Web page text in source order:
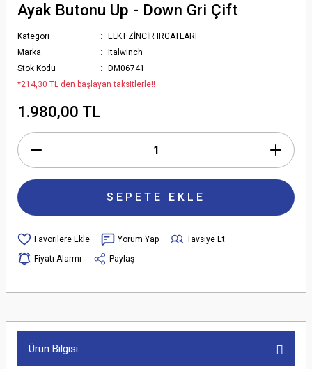
Ayak Butonu Up - Down Gri Çift
Kategori
ELKT.ZİNCİR IRGATLARI
Marka
Italwinch
Stok Kodu
DM06741
*214,30 TL den başlayan taksitlerle!!
1.980,00 TL
SEPETE EKLE
Yorum Yap
Tavsiye Et
Fiyatı Alarmı
Paylaş
Ürün Bilgisi